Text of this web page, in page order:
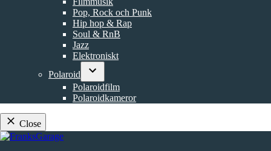
menu
Pop, Rock och Punk
Hip hop & Rap
Soul & RnB
Jazz
Elektroniskt
Polaroid
Open
dropdown
menu
Polaroidfilm
Polaroidkameror
Close
Skip